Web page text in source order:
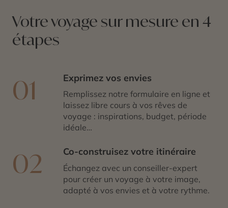
Votre voyage sur mesure en 4
étapes
01 Exprimez vos envies
Remplissez notre formulaire en ligne et
laissez libre cours à vos rêves de
voyage : inspirations, budget, période
idéale…
02 Co-construisez votre itinéraire
Échangez avec un conseiller-expert
pour créer un voyage à votre image,
adapté à vos envies et à votre rythme.